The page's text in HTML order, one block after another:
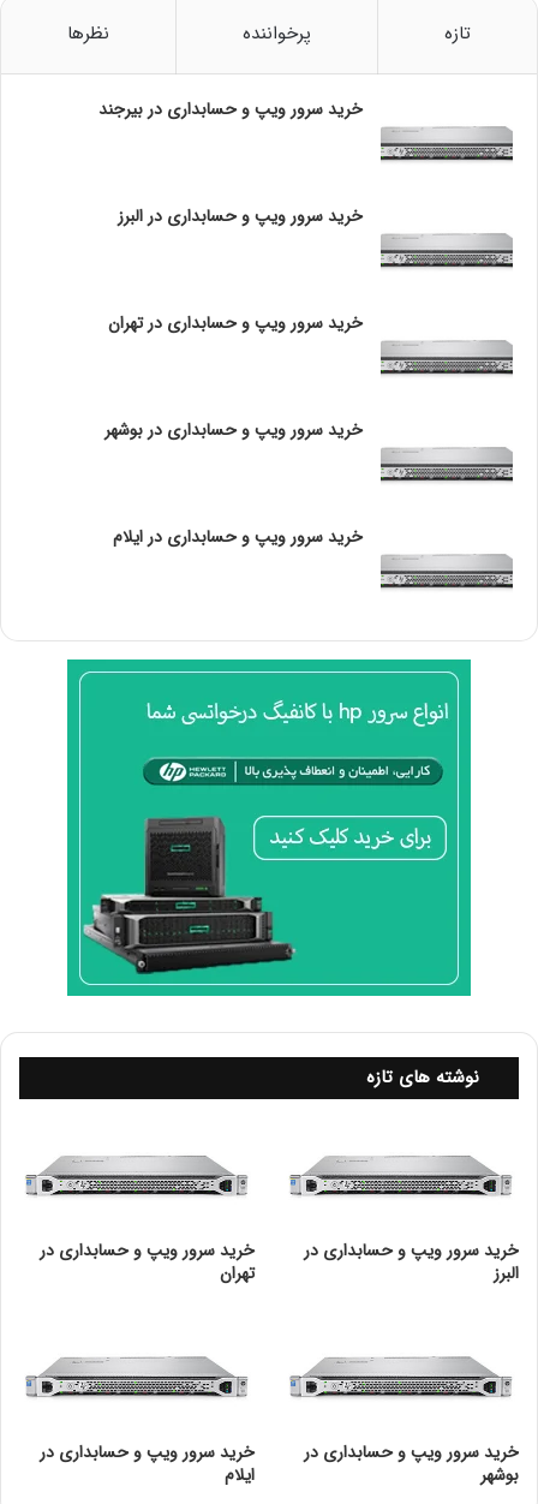
در این حال دوباره صفحه نرم افزار را یک بار به پایین می کشیم
تا به اینترنت وصل شده و اینترنت آنلاین نوشته شود.
با پلی کردن تصویر دوربین لامپیما و تصویر در نرم افزار دیده خواهد شد .
حال میتوانیم از هر شهری به دوربین مورد نظر کانکت شده
جهت اینکه بتوانیم هر رفت و آمدی را در منزل خود رویت
گزینهاستینگ مود دوربین با دوربین را فعال میکنیم.
که دید برای ماگزارش می‌دهد از طریق اینترنت.
ودر حالت استیشن مود می‌تواند تا ۶۴ روز ذخیره نماید.
برای خرید محصولات و دیدن سایت ما از اینجا اقدام کنید.
برای عضویت در کانال تلگرام دوبرکا از اینجا اقدام کنید
برای دنبال کردن پیج اینستاگرام سرور دوبرکا ازاینجا
برای دنبال کردن پیج اینستاگرام دوربین مداربسته دوبرکا از
اقدام کنید.
؟
تازه پرخواننده نظرها
خرید سرور ویپ و حسابداری در بیرجند
خرید سرور ویپ و حسابداری در البرز
خرید سرور ویپ و حسابداری در تهران
خرید سرور ویپ و حسابداری در بوشهر
خرید سرور ویپ و حسابداری در ایلام
نوشته های تازه
خرید سرور ویپ و حسابداری در
البرز
خرید سرور ویپ و حسابداری در
تهران
خرید سرور ویپ و حسابداری در
بوشهر
خرید سرور ویپ و حسابداری در
ایلام